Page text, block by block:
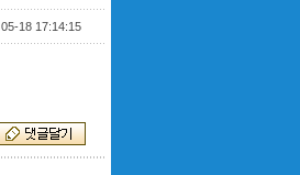
05-18 17:14:15